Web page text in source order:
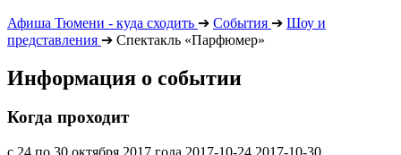
Афиша Тюмени - куда сходить ➔ События ➔ Шоу и
представления ➔ Спектакль «Парфюмер»
Информация о событии
Когда проходит